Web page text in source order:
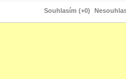
Souhlasím (+0)